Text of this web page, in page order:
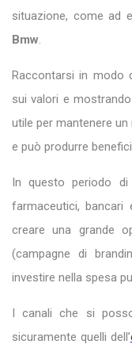
situazione, come ad
Bmw
Raccontarsi in modo
sui valori e
utile per mantenere
e può produrre
In questo periodo
farmaceutici,
creare una grande
(campagne di
investire nella spesa
I canali che si
sicuramente quelli dell’